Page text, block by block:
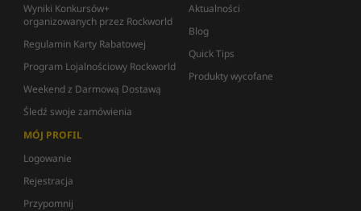
Wyniki Konkursów+
organizowanych przez Rockworld
Regulamin Karty Rabatowej
Program Lojalnościowy Rockworld
Weekend z Darmową Dostawą
Śledź swoje zamówienia
Aktualności
Blog
Quick Tips
Produkty wycofane
MÓJ PROFIL
Logowanie
Rejestracja
Przypomnij